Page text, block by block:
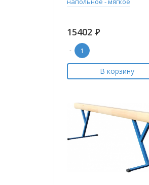
15402 Р
-
В корзину